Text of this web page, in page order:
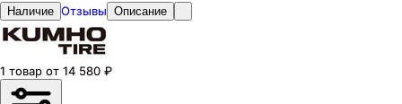
Наличие Отзывы Описание
1 товар от 14 580 ₽